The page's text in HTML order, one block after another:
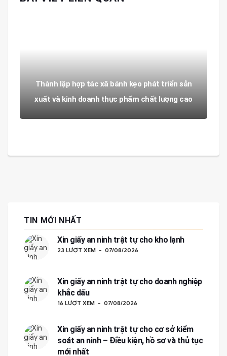
Thành lập hợp tác xã bánh kẹo phát triển sản
xuất và kinh doanh thực phẩm chất lượng cao
TIN MỚI NHẤT
Xin giấy an ninh trật tự cho kho lạnh
23 LƯỢT XEM 07/08/2026
Xin giấy an ninh trật tự cho doanh nghiệp
khắc dấu
16 LƯỢT XEM 07/08/2026
Xin giấy an ninh trật tự cho cơ sở kiểm
soát an ninh – Điều kiện, hồ sơ và thủ tục
mới nhất